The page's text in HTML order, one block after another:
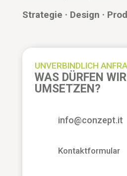
Strategie · Design ·
UNVERBINDLICH
WAS DÜRFEN
UMSETZEN?
info@conzept.it
Kontaktformular